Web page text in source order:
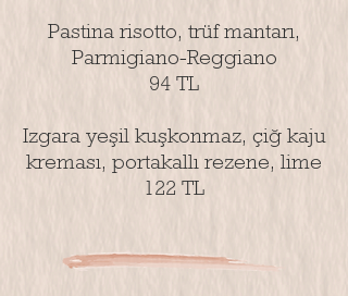
Pastina risotto, trüf mantarı,
Parmigiano-Reggiano
94 TL
Izgara yeşil kuşkonmaz, çiğ kaju
kreması, portakallı rezene, lime
122 TL